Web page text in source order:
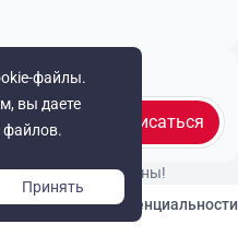
файлы.
вы даете
файлов.
Принять
курсе
Подписаться
Все права защищены!
Политика конфиденциальности